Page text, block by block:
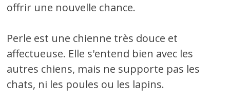
offrir une nouvelle chance.
Perle est une chienne très douce et
affectueuse. Elle s'entend bien avec les
autres chiens, mais ne supporte pas les
chats, ni les poules ou les lapins.